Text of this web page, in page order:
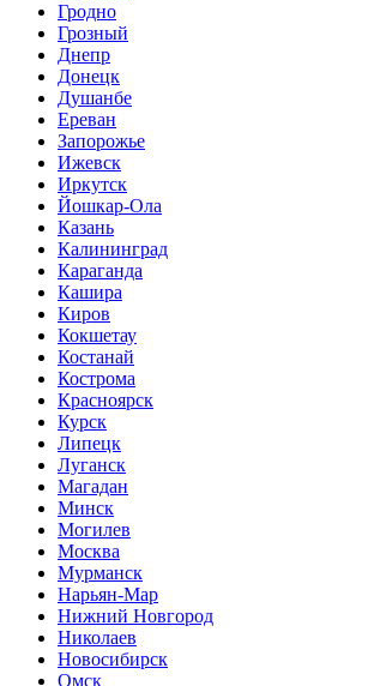
Гродно
Грозный
Днепр
Донецк
Душанбе
Ереван
Запорожье
Ижевск
Иркутск
Йошкар-Ола
Казань
Калининград
Караганда
Кашира
Киров
Кокшетау
Костанай
Кострома
Красноярск
Курск
Липецк
Луганск
Магадан
Минск
Могилев
Москва
Мурманск
Нарьян-Мар
Нижний Новгород
Николаев
Новосибирск
Омск